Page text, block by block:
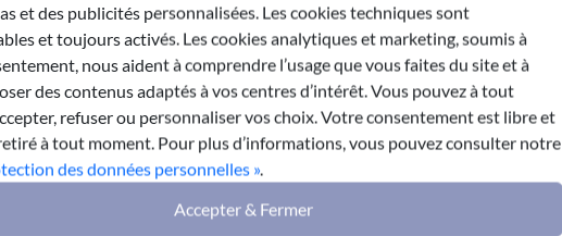
le rapport
et des publicités personnalisées. Les cookies techniques sont
et toujours activés. Les cookies analytiques et marketing, soumis à
nous aident à comprendre l’usage que vous faites du site et à
des contenus adaptés à vos centres d’intérêt. Vous pouvez à tout
refuser ou personnaliser vos choix. Votre consentement est libre et
à tout moment. Pour plus d’informations, vous pouvez consulter notre
des données personnelles ».
Accepter & Fermer